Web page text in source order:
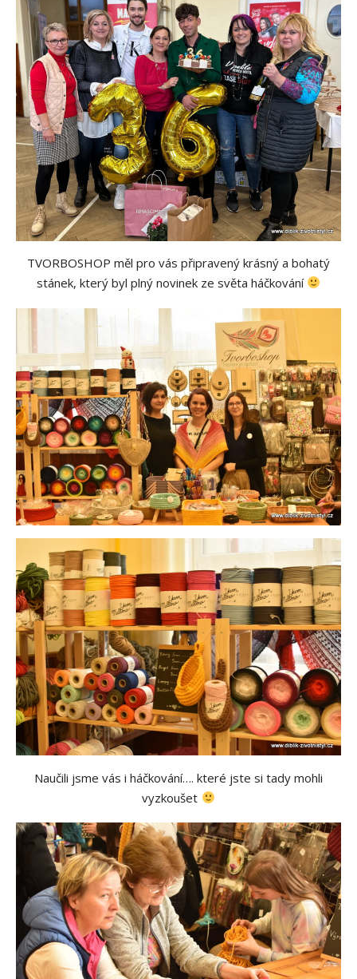
TVORBOSHOP měl pro vás připravený krásný a bohatý
stánek, který byl plný novinek ze světa háčkování
Naučili jsme vás i háčkování…. které jste si tady mohli
vyzkoušet